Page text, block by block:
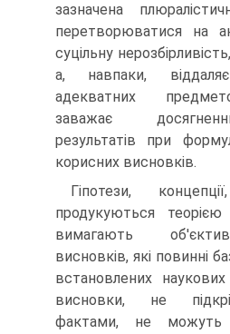
зазначена
перетворюватися на
суцільну
а, навпаки,
адекватних
заважає
результатів при
корисних висновків.
Гіпотези,
продукуються
вимагають
висновків, які повинні
встановлених
висновки, не
фактами, не можуть